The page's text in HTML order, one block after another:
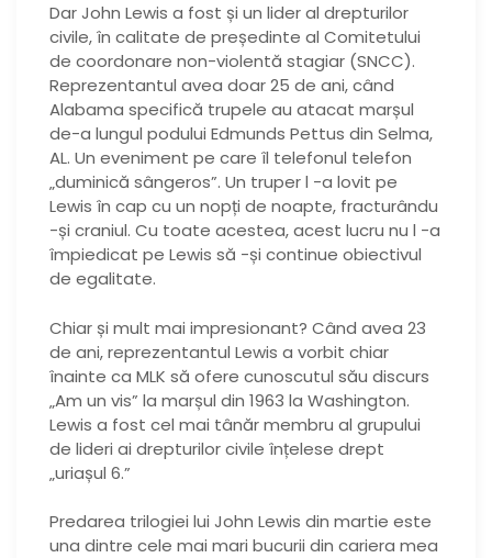
Dar John Lewis a fost și un lider al drepturilor
civile, în calitate de președinte al Comitetului
de coordonare non-violentă stagiar (SNCC).
Reprezentantul avea doar 25 de ani, când
Alabama specifică trupele au atacat marșul
de-a lungul podului Edmunds Pettus din Selma,
AL. Un eveniment pe care îl telefonul telefon
„duminică sângeros”. Un truper l -a lovit pe
Lewis în cap cu un nopți de noapte, fracturându
-și craniul. Cu toate acestea, acest lucru nu l -a
împiedicat pe Lewis să -și continue obiectivul
de egalitate.
Chiar și mult mai impresionant? Când avea 23
de ani, reprezentantul Lewis a vorbit chiar
înainte ca MLK să ofere cunoscutul său discurs
„Am un vis” la marșul din 1963 la Washington.
Lewis a fost cel mai tânăr membru al grupului
de lideri ai drepturilor civile înțelese drept
„uriașul 6.”
Predarea trilogiei lui John Lewis din martie este
una dintre cele mai mari bucurii din cariera mea